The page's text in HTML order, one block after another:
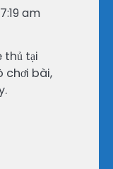
am
tại
chơi bài,